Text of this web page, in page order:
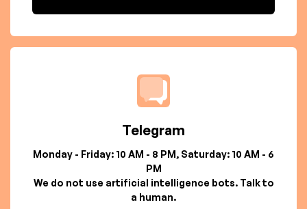
Telegram
Monday - Friday: 10 AM - 8 PM, Saturday: 10 AM - 6
PM
We do not use artificial intelligence bots. Talk to
a human.